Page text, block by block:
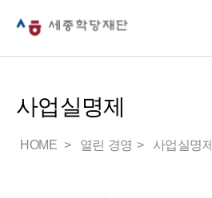
사업실명제
HOME 열린 경영 사업실명제